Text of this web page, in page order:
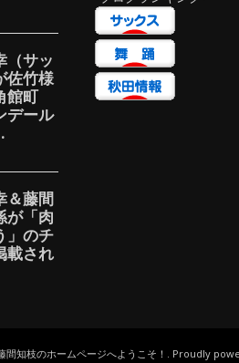
間知枝のホームページへようこそ！. Proudly